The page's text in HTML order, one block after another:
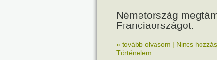
Németország
Franciaországot.
» tovább olvasom | Nincs
Történelem